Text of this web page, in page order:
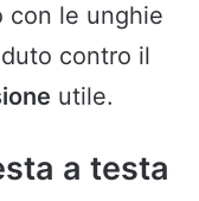
con le unghie
contro il
utile.
a testa